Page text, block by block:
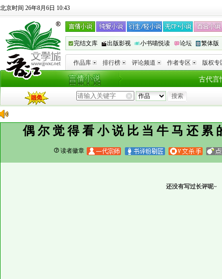
北京时间 26年8月6日 10:43
完结文库 出版影视 小书喵悦读 论坛 繁体版
作品库 排行榜 评论频道 作者专区 版权专
古代言
偶尔觉得看小说比当牛马还累
读者徽章
还没有写过长评呢~